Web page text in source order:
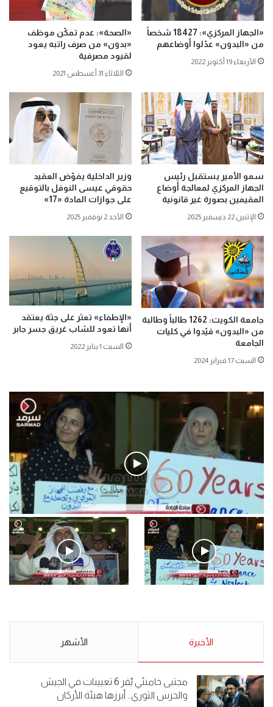
«الجهاز المركزي»: 18427 شخصاً
من «البدون» عدّلوا أوضاعهم
الأربعاء 19 أكتوبر 2022
«الصحة»: عدم تمكّن موظف
«بدون» من صرف راتبه يعود
لقيود مصرفية
الثلاثاء 31 أغسطس 2021
سمو الأمير يستقبل رئيس
الجهاز المركزي لمعالجة أوضاع
المقيمين بصورة غير قانونية
الإثنين 22 ديسمبر 2025
وزير الداخلية يفوّض العقيد
حقوقي عيسى النوفل بالتوقيع
على جوازات المادة «17»
الأحد 2 نوفمبر 2025
جامعة الكويت: 1262 طالباً وطالبة
من «البدون» قيّدوا في كليات
الجامعة
السبت 17 فبراير 2024
«الإطفاء» تعثر على جثة يعتقد
أنها تعود للشاب غريق جسر جابر
السبت 1 يناير 2022
فيديو
.وقفة احتجاجية رمزية لـ”#البدون” في ساحة الإرادة 4-5-2019.
الأحد 5 مايو 2019
5-2019.
نبيع مخدرات يعني ولا خمر؟!.
الأخيرة الأشهر
مجتبى خامنئي يُقر 6 تعيينات في الجيش
والحرس الثوري.. أبرزها هيئة الأركان